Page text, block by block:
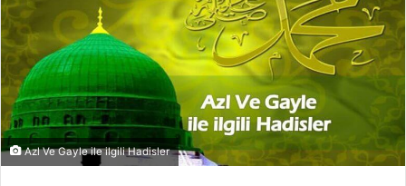
Azl Ve Gayle ile ilgili Hadisler